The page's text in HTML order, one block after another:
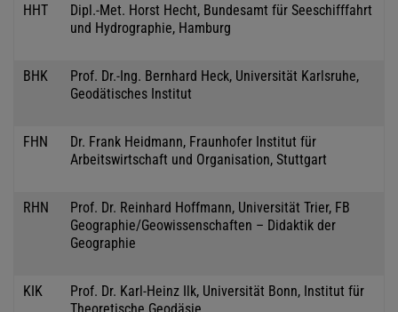
HHT
Dipl.-Met. Horst Hecht, Bundesamt für Seeschifffahrt
und Hydrographie, Hamburg
BHK
Prof. Dr.-Ing. Bernhard Heck, Universität Karlsruhe,
Geodätisches Institut
FHN
Dr. Frank Heidmann, Fraunhofer Institut für
Arbeitswirtschaft und Organisation, Stuttgart
RHN
Prof. Dr. Reinhard Hoffmann, Universität Trier, FB
Geographie/Geowissenschaften – Didaktik der
Geographie
KIK
Prof. Dr. Karl-Heinz Ilk, Universität Bonn, Institut für
Theoretische Geodäsie